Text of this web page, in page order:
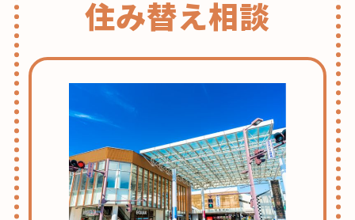
住み替え相談